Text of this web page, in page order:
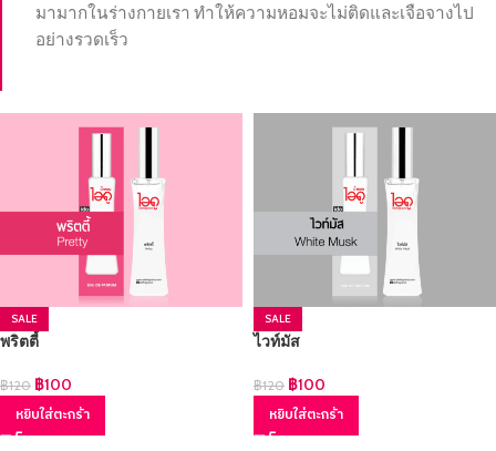
มามากในร่างกายเรา ทำให้ความหอมจะไม่ติดและเจือจางไป
อย่างรวดเร็ว
SALE
พริตตี้
฿120 ฿100
หยิบใส่ตะกร้า
SALE
ไวท์มัส
฿120 ฿100
หยิบใส่ตะกร้า